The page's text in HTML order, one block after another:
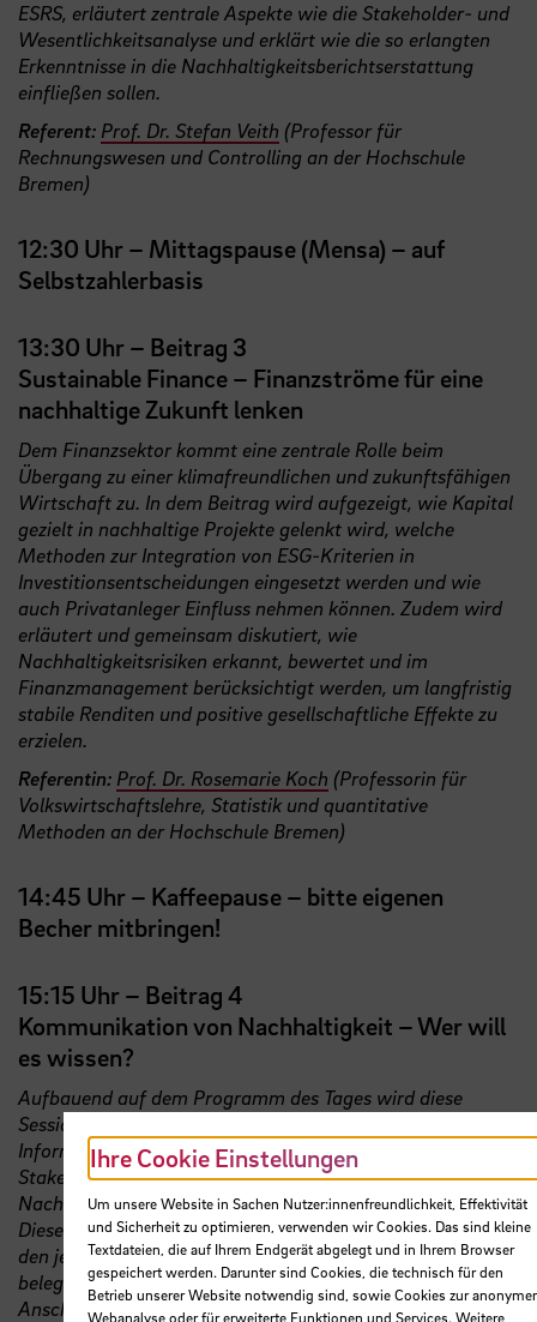
ESRS, erläutert zentrale Aspekte wie die Stakeholder- und
Wesentlichkeitsanalyse und erklärt wie die so erlangten
Erkenntnisse in die Nachhaltigkeitsberichtserstattung
einfließen sollen.
Referent: Prof. Dr. Stefan Veith (Professor für
Rechnungswesen und Controlling an der Hochschule
Bremen)
12:30 Uhr – Mittagspause (Mensa) – auf
Selbstzahlerbasis
13:30 Uhr – Beitrag 3
Sustainable Finance – Finanzströme für eine
nachhaltige Zukunft lenken
Dem Finanzsektor kommt eine zentrale Rolle beim
Übergang zu einer klimafreundlichen und zukunftsfähigen
Wirtschaft zu. In dem Beitrag wird aufgezeigt, wie Kapital
gezielt in nachhaltige Projekte gelenkt wird, welche
Methoden zur Integration von ESG-Kriterien in
Investitionsentscheidungen eingesetzt werden und wie
auch Privatanleger Einfluss nehmen können. Zudem wird
erläutert und gemeinsam diskutiert, wie
Nachhaltigkeitsrisiken erkannt, bewertet und im
Finanzmanagement berücksichtigt werden, um langfristig
stabile Renditen und positive gesellschaftliche Effekte zu
erzielen.
Referentin: Prof. Dr. Rosemarie Koch (Professorin für
Volkswirtschaftslehre, Statistik und quantitative
Methoden an der Hochschule Bremen)
14:45 Uhr – Kaffeepause – bitte eigenen
Becher mitbringen!
15:15 Uhr – Beitrag 4
Kommunikation von Nachhaltigkeit – Wer will
es wissen?
Aufbauend auf dem Programm des Tages wird diese
Session darauf eingehen, welche Stakeholder welchen
Informationsbedarf haben. Klar ist, es gibt viele
Stakeholder, die wissen wollen, wie die
Nachhaltigkeitsperformance eines Unternehmens ist.
Dieser beitrag betrachtet Stakeholder-Perspektiven und
den jeweiligen Informationsbedarf, der zunehmend
belegbar, vergleichbar und transparenter sein muss. Im
Anschluss wird erläutert, was dahinter im
Ihre Cookie Einstellungen
Um unsere Website in Sachen Nutzer:innenfreundlichkeit, Effektivität
und Sicherheit zu optimieren, verwenden wir Cookies. Das sind kleine
Textdateien, die auf Ihrem Endgerät abgelegt und in Ihrem Browser
gespeichert werden. Darunter sind Cookies, die technisch für den
Betrieb unserer Website notwendig sind, sowie Cookies zur
Webanalyse oder für erweiterte Funktionen und Services. Weitere